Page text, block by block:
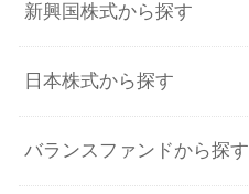
新興国株式から探す
日本株式から探す
バランスファンドから探す